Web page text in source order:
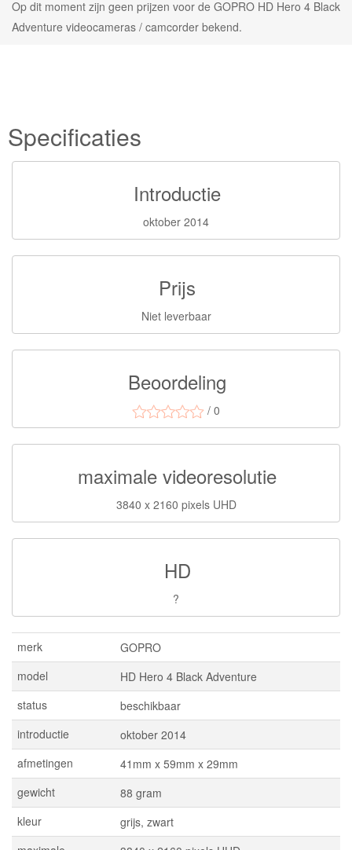
Op dit moment zijn geen prijzen voor de GOPRO HD Hero 4 Black
Adventure videocameras / camcorder bekend.
Specificaties
Introductie
oktober 2014
Prijs
Niet leverbaar
Beoordeling
/ 0
maximale videoresolutie
3840 x 2160 pixels UHD
HD
?
merk
GOPRO
model
HD Hero 4 Black Adventure
status
beschikbaar
introductie
oktober 2014
afmetingen
41mm x 59mm x 29mm
gewicht
88 gram
kleur
grijs, zwart